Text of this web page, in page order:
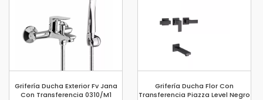
Grifería Ducha Exterior Fv Jana
Con Transferencia 0310/M1
Grifería Ducha Flor Con
Transferencia Piazza Level Negro